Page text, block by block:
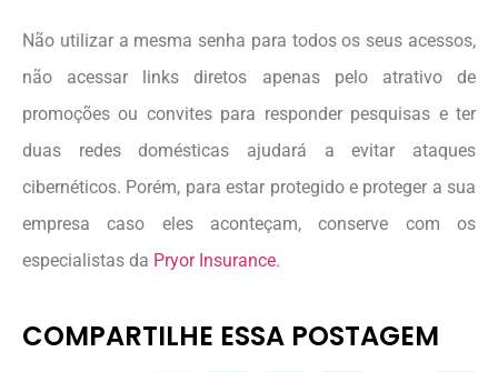
Não utilizar a mesma senha para todos os seus acessos,
não acessar links diretos apenas pelo atrativo de
promoções ou convites para responder pesquisas e ter
duas redes domésticas ajudará a evitar ataques
cibernéticos. Porém, para estar protegido e proteger a sua
empresa caso eles aconteçam, conserve com os
especialistas da Pryor Insurance.
COMPARTILHE ESSA POSTAGEM